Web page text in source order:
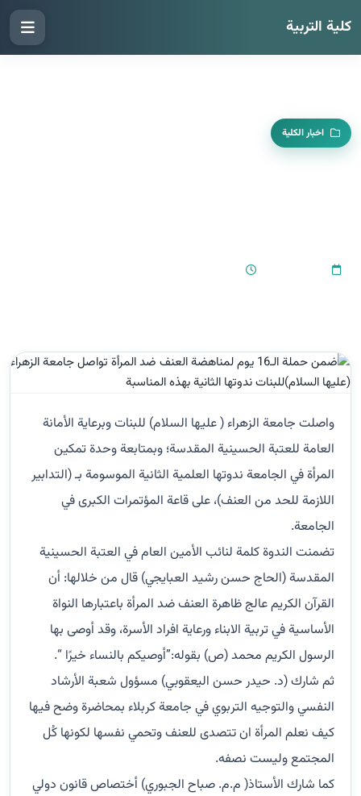
كلية التربية
اخبار الكلية
واصلت جامعة الزهراء ( عليها السلام) للبنات وبرعاية الأمانة
العامة للعتبة الحسينية المقدسة؛ وبمتابعة وحدة تمكين
المرأة في الجامعة ندوتها العلمية الثانية الموسومة بـ (التدابير
اللازمة للحد من العنف)، على قاعة المؤتمرات الكبرى في
الجامعة.
تضمنت الندوة كلمة لنائب الأمين العام في العتبة الحسينية
المقدسة (الحاج حسن رشيد العبايجي) قال من خلالها: أن
القرآن الكريم عالج ظاهرة العنف ضد المرأة باعتبارها النواة
الأساسية في تربية الابناء ورعاية افراد الأسرة، وقد أوصى بها
الرسول الكريم محمد (ص) بقوله:”أوصيكم بالنساء خيرًا “.
ثم شارك (د. حيدر حسن اليعقوبي) مسؤول شعبة الأرشاد
النفسي والتوجيه التربوي في جامعة كربلاء بمحاضرة وضح فيها
كيف نعلم المرأة ان تتصدى للعنف وتحمي نفسها لكونها كُل
المجتمع وليست نصفه.
كما شارك الأستاذ( م.م. صباح الجبوري) أختصاص قانون دولي